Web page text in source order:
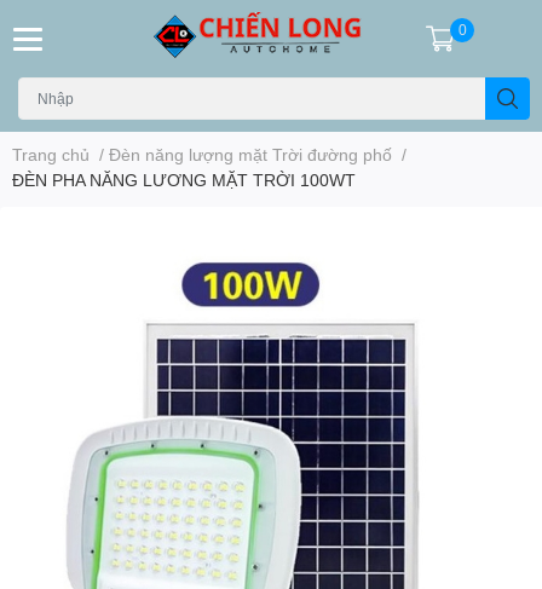
0
Trang chủ / Đèn năng lượng mặt Trời đường phố /
ĐÈN PHA NĂNG LƯƠNG MẶT TRỜI 100WT